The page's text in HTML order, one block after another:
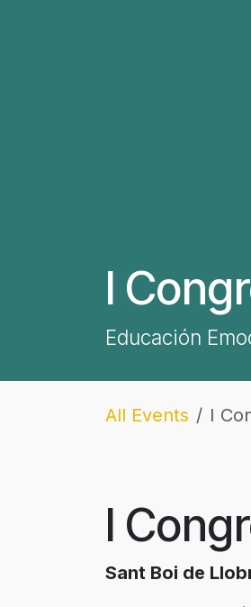
I
Educación
All Events I
I
Sant Boi de